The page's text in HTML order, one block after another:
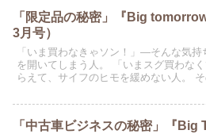
「限定品の秘密」『Big
3月号）
「いま買わなきゃソン！」―そんな気
を開いてしまう人。 「いまスグ買わな
らえて、サイフのヒモを緩めない人。
「中古車ビジネスの秘密」『Big